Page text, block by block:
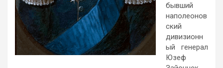
бывший
наполеонов
ский
дивизионн
ый генерал
Юзеф